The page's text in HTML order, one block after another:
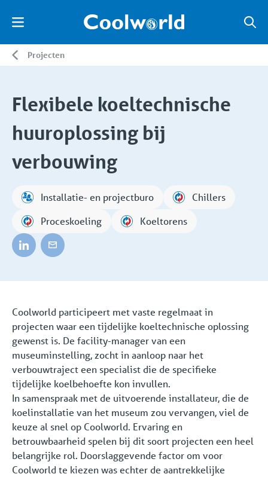
Projecten
Flexibele koeltechnische
huuroplossing bij
verbouwing
Installatie- en projectburo
Chillers
Proceskoeling
Koeltorens
Coolworld participeert met vaste regelmaat in
projecten waar een tijdelijke koeltechnische oplossing
gewenst is. De facility-manager van een
museuminstelling, zocht in aanloop naar het
verbouwtraject een specialist die de specifieke
tijdelijke koelbehoefte kon invullen.
In samenspraak met de uitvoerende installateur, die de
koelinstallatie van het museum zou vervangen, viel de
keuze al snel op Coolworld. Ervaring en
betrouwbaarheid spelen bij dit soort projecten een heel
belangrijke rol. Doorslaggevende factor om voor
Coolworld te kiezen was echter de aantrekkelijke